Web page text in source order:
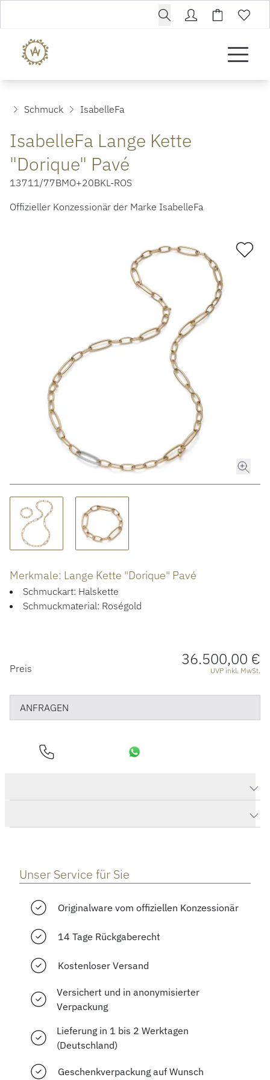
ROLEX CERTIFIED PRE-OWNED
SCHMUCK
LUXURY DEALS
HOCHZEIT
ACCESSOIRES
ÜBER UNS
Schmuck IsabelleFa
IsabelleFa Lange Kette
"Dorique" Pavé
13711/77BMO+20BKL-ROS
Offizieller Konzessionär der Marke IsabelleFa
Merkmale: Lange Kette "Dorique" Pavé
Schmuckart: Halskette
Schmuckmaterial: Roségold
PREISINFORMATIONEN
Preis 36.500,00 €
UVP inkl. MwSt.
ANFRAGEN
Unser Service für Sie
Originalware vom offiziellen Konzessionär
14 Tage Rückgaberecht
Kostenloser Versand
Versichert und in anonymisierter
Verpackung
Lieferung in 1 bis 2 Werktagen
(Deutschland)
Geschenkverpackung auf Wunsch